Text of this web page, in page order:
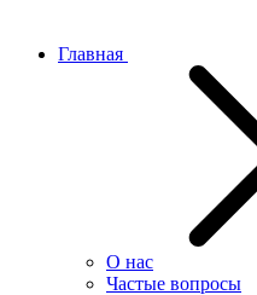
Главная
О нас
Частые вопросы